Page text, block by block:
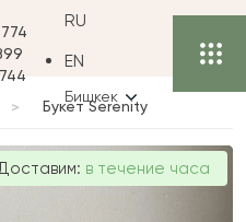
RU
EN
Бишкек
Букет Serenity
в течение часа